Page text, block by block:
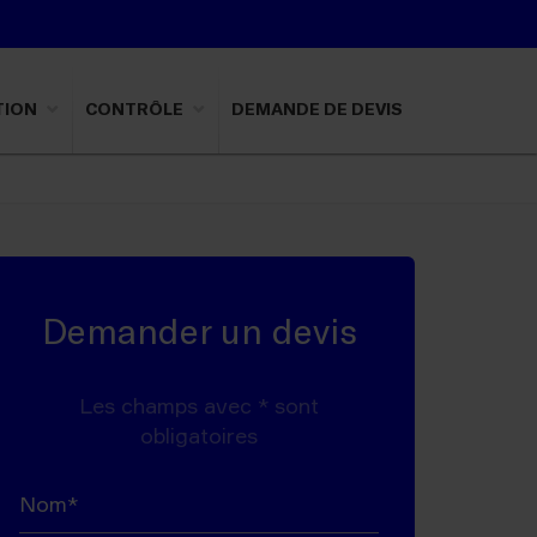
CONTRÔLE DEMANDE DE DEVIS
Demander un devis
Les champs avec * sont
obligatoires
Nom*